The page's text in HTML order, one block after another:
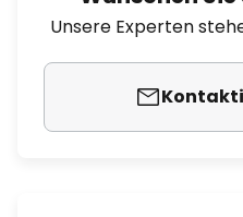
Unsere Experten